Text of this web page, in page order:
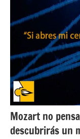
Mozart no
descubrirás un